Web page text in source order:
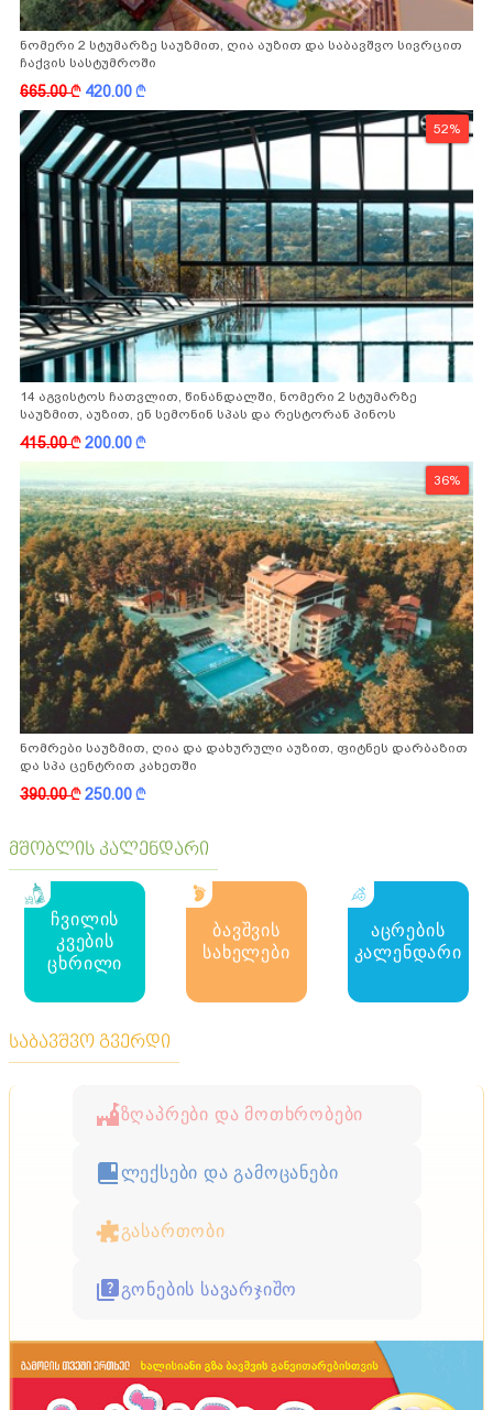
ნომერი 2 სტუმარზე საუზმით, ღია აუზით და საბავშვო სივრცით
ჩაქვის სასტუმროში
665.00k 420.00k
52%
14 აგვისტოს ჩათვლით, წინანდალში, ნომერი 2 სტუმარზე
საუზმით, აუზით, ენ სემონინ სპას და რესტორან პინოს
ფასდაკლებით
415.00k200.00k
36%
ნომრები საუზმით, ღია და დახურული აუზით, ფიტნეს დარბაზით
და სპა ცენტრით კახეთში
390.00k250.00k
მშობლის კალენდარი
ჩვილის
კვების
ცხრილი
ბავშვის
სახელები
აცრების
კალენდარი
საბავშვო გვერდი
ზღაპრები და მოთხრობები
ლექსები და გამოცანები
გასართობი
გონების სავარჯიშო